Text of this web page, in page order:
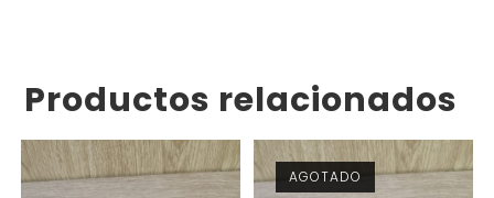
Productos relacionados
AGOTADO